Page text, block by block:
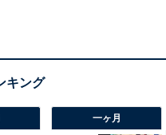
一ヶ月